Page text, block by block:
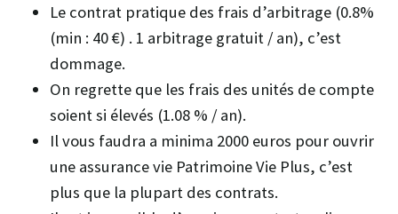
Le contrat pratique des frais d’arbitrage (0.8%
(min : 40 €) . 1 arbitrage gratuit / an), c’est
dommage.
On regrette que les frais des unités de compte
soient si élevés (1.08 % / an).
Il vous faudra a minima 2000 euros pour ouvrir
une assurance vie Patrimoine Vie Plus, c’est
plus que la plupart des contrats.